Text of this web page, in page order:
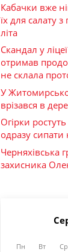
Кабачки вже
їх для салату
літа
Скандал у
отримав
не склала
У
врізався в
Огірки
одразу сипати
Черняхівська
захисника
Пн Вт Ср